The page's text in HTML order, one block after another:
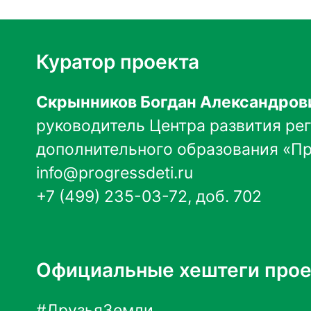
Куратор проекта
Скрынников Богдан
руководитель Центра развития
дополнительного образования
info@progressdeti.ru
+7 (499) 235-03-72, доб. 702
Официальные хештеги